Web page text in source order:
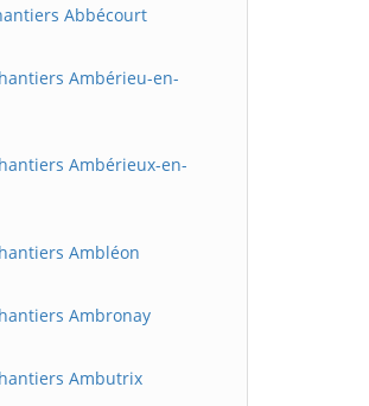
Abbécourt
Ambérieu-en-
Ambérieux-en-
Ambléon
Ambronay
Ambutrix